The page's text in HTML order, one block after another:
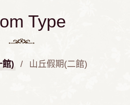
Type
館) / 山丘假期(二館)